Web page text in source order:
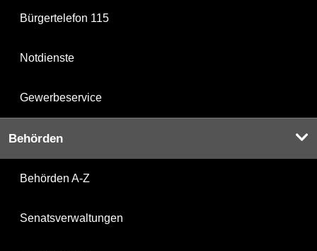
Bürgertelefon 115
Notdienste
Gewerbeservice
Behörden
Behörden A-Z
Senatsverwaltungen